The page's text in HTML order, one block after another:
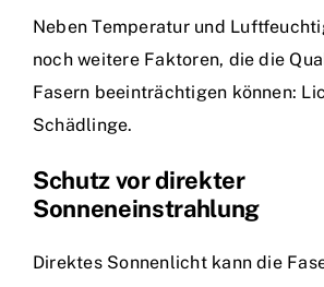
Neben Temperatur und
noch weitere Faktoren, die die
Fasern beeinträchtigen können:
Schädlinge.
Schutz vor direkter
Sonneneinstrahlung
Direktes Sonnenlicht kann die